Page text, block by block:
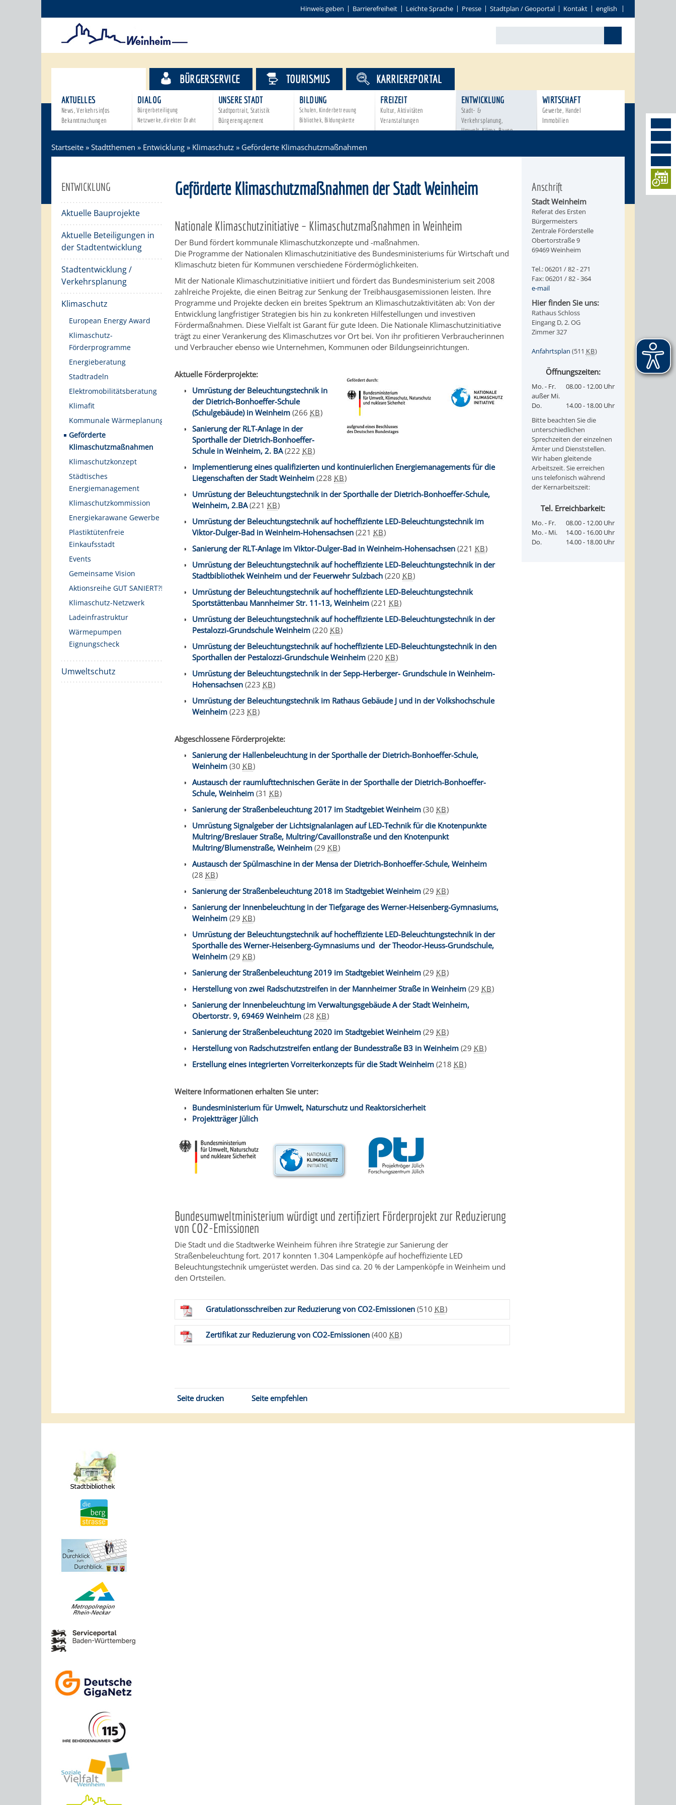
Hinweis geben Barrierefreiheit Leichte Sprache Presse Stadtplan / Geoportal Kontakt english
AKTUELLES
News, Verkehrsinfos
Bekanntmachungen
DIALOG
Bürgerbeteiligung
Netzwerke, direkter Draht
UNSERE STADT
Stadtportrait, Statistik
Bürgerengagement
BILDUNG
Schulen, Kinderbetreuung
Bibliothek, Bildungskette
FREIZEIT
Kultur, Aktivitäten
Veranstaltungen
ENTWICKLUNG
Stadt- &
Verkehrsplanung,
Umwelt, Klima, Bauen
WIRTSCHAFT
Gewerbe, Handel
Immobilien
BÜRGERSERVICE TOURISMUS KARRIEREPORTAL
Startseite » Stadtthemen » Entwicklung » Klimaschutz » Geförderte Klimaschutzmaßnahmen
ENTWICKLUNG
Aktuelle Bauprojekte
Aktuelle Beteiligungen in
der Stadtentwicklung
Stadtentwicklung /
Verkehrsplanung
Klimaschutz
European Energy Award
Klimaschutz-
Förderprogramme
Energieberatung
Stadtradeln
Elektromobilitätsberatung
Klimafit
Kommunale Wärmeplanung
Geförderte
Klimaschutzmaßnahmen
Klimaschutzkonzept
Städtisches
Energiemanagement
Klimaschutzkommission
Energiekarawane Gewerbe
Plastiktütenfreie
Einkaufsstadt
Events
Gemeinsame Vision
Aktionsreihe GUT SANIERT?!
Klimaschutz-Netzwerk
Ladeinfrastruktur
Wärmepumpen
Eignungscheck
Umweltschutz
Geförderte Klimaschutzmaßnahmen der Stadt Weinheim
Nationale Klimaschutzinitiative – Klimaschutzmaßnahmen in Weinheim
Der Bund fördert kommunale Klimaschutzkonzepte und -maßnahmen.
Die Programme der Nationalen Klimaschutzinitiative des Bundesministeriums für Wirtschaft und
Klimaschutz bieten für Kommunen verschiedene Fördermöglichkeiten.
Mit der Nationale Klimaschutzinitiative initiiert und fördert das Bundesministerium seit 2008
zahlreiche Projekte, die einen Beitrag zur Senkung der Treibhausgasemissionen leisten. Ihre
Programme und Projekte decken ein breites Spektrum an Klimaschutzaktivitäten ab: Von der
Entwicklung langfristiger Strategien bis hin zu konkreten Hilfestellungen und investiven
Fördermaßnahmen. Diese Vielfalt ist Garant für gute Ideen. Die Nationale Klimaschutzinitiative
trägt zu einer Verankerung des Klimaschutzes vor Ort bei. Von ihr profitieren Verbraucherinnen
und Verbraucher ebenso wie Unternehmen, Kommunen oder Bildungseinrichtungen.
Aktuelle Förderprojekte:
Umrüstung der Beleuchtungstechnik in
der Dietrich-Bonhoeffer-Schule
(Schulgebäude) in Weinheim (266 KB)
Sanierung der RLT-Anlage in der
Sporthalle der Dietrich-Bonhoeffer-
Schule in Weinheim, 2. BA(222 KB)
Implementierung eines qualifizierten und kontinuierlichen Energiemanagements für die
Liegenschaften der Stadt Weinheim (228 KB)
Umrüstung der Beleuchtungstechnik in der Sporthalle der Dietrich-Bonhoeffer-Schule,
Weinheim, 2.BA(221 KB)
Umrüstung der Beleuchtungstechnik auf hocheffiziente LED-Beleuchtungstechnik im
Viktor-Dulger-Bad in Weinheim-Hohensachsen (221 KB)
Sanierung der RLT-Anlage im Viktor-Dulger-Bad in Weinheim-Hohensachsen (221 KB)
Umrüstung der Beleuchtungstechnik auf hocheffiziente LED-Beleuchtungstechnik in der
Stadtbibliothek Weinheim und der Feuerwehr Sulzbach (220 KB)
Umrüstung der Beleuchtungstechnik auf hocheffiziente LED-Beleuchtungstechnik
Sportstättenbau Mannheimer Str. 11-13, Weinheim (221 KB)
Umrüstung der Beleuchtungstechnik auf hocheffiziente LED-Beleuchtungstechnik in der
Pestalozzi-Grundschule Weinheim (220 KB)
Umrüstung der Beleuchtungstechnik auf hocheffiziente LED-Beleuchtungstechnik in den
Sporthallen der Pestalozzi-Grundschule Weinheim (220 KB)
Umrüstung der Beleuchtungstechnik in der Sepp-Herberger- Grundschule in Weinheim-
Hohensachsen (223 KB)
Umrüstung der Beleuchtungstechnik im Rathaus Gebäude J und in der Volkshochschule
Weinheim (223 KB)
Abgeschlossene Förderprojekte:
Sanierung der Hallenbeleuchtung in der Sporthalle der Dietrich-Bonhoeffer-Schule,
Weinheim (30 KB)
Austausch der raumlufttechnischen Geräte in der Sporthalle der Dietrich-Bonhoeffer-
Schule, Weinheim (31 KB)
Sanierung der Straßenbeleuchtung 2017 im Stadtgebiet Weinheim (30 KB)
Umrüstung Signalgeber der Lichtsignalanlagen auf LED-Technik für die Knotenpunkte
Multring/Breslauer Straße, Multring/Cavaillonstraße und den Knotenpunkt
Multring/Blumenstraße, Weinheim (29 KB)
Austausch der Spülmaschine in der Mensa der Dietrich-Bonhoeffer-Schule, Weinheim
(28 KB)
Sanierung der Straßenbeleuchtung 2018 im Stadtgebiet Weinheim (29 KB)
Sanierung der Innenbeleuchtung in der Tiefgarage des Werner-Heisenberg-Gymnasiums,
Weinheim (29 KB)
Umrüstung der Beleuchtungstechnik auf hocheffiziente LED-Beleuchtungstechnik in der
Sporthalle des Werner-Heisenberg-Gymnasiums und der Theodor-Heuss-Grundschule,
Weinheim (29 KB)
Sanierung der Straßenbeleuchtung 2019 im Stadtgebiet Weinheim (29 KB)
Herstellung von zwei Radschutzstreifen in der Mannheimer Straße in Weinheim (29 KB)
Sanierung der Innenbeleuchtung im Verwaltungsgebäude A der Stadt Weinheim,
Obertorstr. 9, 69469 Weinheim (28 KB)
Sanierung der Straßenbeleuchtung 2020 im Stadtgebiet Weinheim (29 KB)
Herstellung von Radschutzstreifen entlang der Bundesstraße B3 in Weinheim (29 KB)
Erstellung eines integrierten Vorreiterkonzepts für die Stadt Weinheim (218 KB)
Weitere Informationen erhalten Sie unter:
Bundesministerium für Umwelt, Naturschutz und Reaktorsicherheit
Projektträger Jülich
Bundesumweltministerium würdigt und zertifiziert Förderprojekt zur Reduzierung
von CO2-Emissionen
Die Stadt und die Stadtwerke Weinheim führen ihre Strategie zur Sanierung der
Straßenbeleuchtung fort. 2017 konnten 1.304 Lampenköpfe auf hocheffiziente LED
Beleuchtungstechnik umgerüstet werden. Das sind ca. 20 % der Lampenköpfe in Weinheim und
den Ortsteilen.
Gratulationsschreiben zur Reduzierung von CO2-Emissionen (510 KB)
Zertifikat zur Reduzierung von CO2-Emissionen (400 KB)
Seite drucken Seite empfehlen
Anschrift
Stadt Weinheim
Referat des Ersten
Bürgermeisters
Zentrale Förderstelle
Obertorstraße 9
69469 Weinheim
Tel.: 06201 / 82 - 271
Fax: 06201 / 82 - 364
e-mail
Hier finden Sie uns:
Rathaus Schloss
Eingang D, 2. OG
Zimmer 327
Anfahrtsplan (511 KB)
Öffnungszeiten:
Mo. - Fr.
außer Mi.
08.00 - 12.00 Uhr
Do.
14.00 - 18.00 Uhr
Bitte beachten Sie die
unterschiedlichen
Sprechzeiten der einzelnen
Ämter und Dienststellen.
Wir haben gleitende
Arbeitszeit. Sie erreichen
uns telefonisch während
der Kernarbeitszeit:
Tel. Erreichbarkeit:
Mo. - Fr.
08.00 - 12.00 Uhr
Mo. - Mi.
14.00 - 16.00 Uhr
Do.
14.00 - 18.00 Uhr